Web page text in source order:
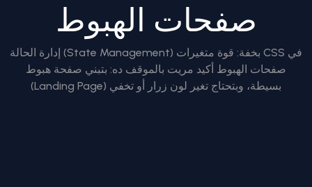
صفحات الهبوط
إدارة الحالة (State Management) بخفة: قوة متغيرات CSS في
صفحات الهبوط أكيد مريت بالموقف ده: بتبني صفحة هبوط
(Landing Page) بسيطة، وبتحتاج تغير لون زرار أو تخفي